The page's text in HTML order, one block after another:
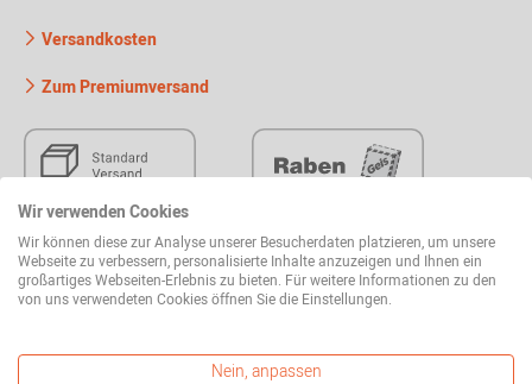
Versandkosten
Zum Premiumversand
Wir verwenden Cookies
Wir können diese zur Analyse unserer Besucherdaten platzieren, um unsere
Webseite zu verbessern, personalisierte Inhalte anzuzeigen und Ihnen ein
großartiges Webseiten-Erlebnis zu bieten. Für weitere Informationen zu den
von uns verwendeten Cookies öffnen Sie die Einstellungen.
Nein, anpassen